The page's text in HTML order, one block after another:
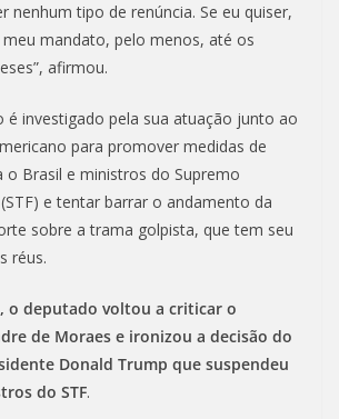
nenhum tipo de renúncia. Se eu quiser,
mandato, pelo menos, até os
afirmou.
é investigado pela sua atuação junto ao
para promover medidas de
o Brasil e ministros do Supremo
e tentar barrar o andamento da
sobre a trama golpista, que tem seu
réus.
o deputado voltou a criticar o
de Moraes e ironizou a decisão do
Donald Trump que suspendeu
do STF.